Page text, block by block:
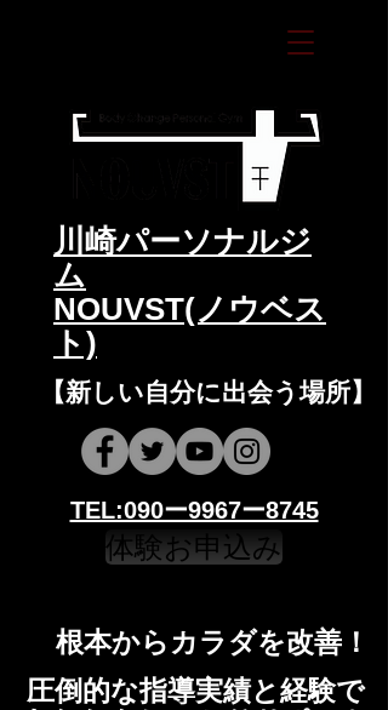
​川崎パーソナルジ
ム
NOUVST(ノウベス
ト)
​​【新しい自分に出会う場所】
​​TEL:090ー9967ー8745
体験お申込み
​根本からカラダを改善！​​
​​圧倒的な指導実績と経験で